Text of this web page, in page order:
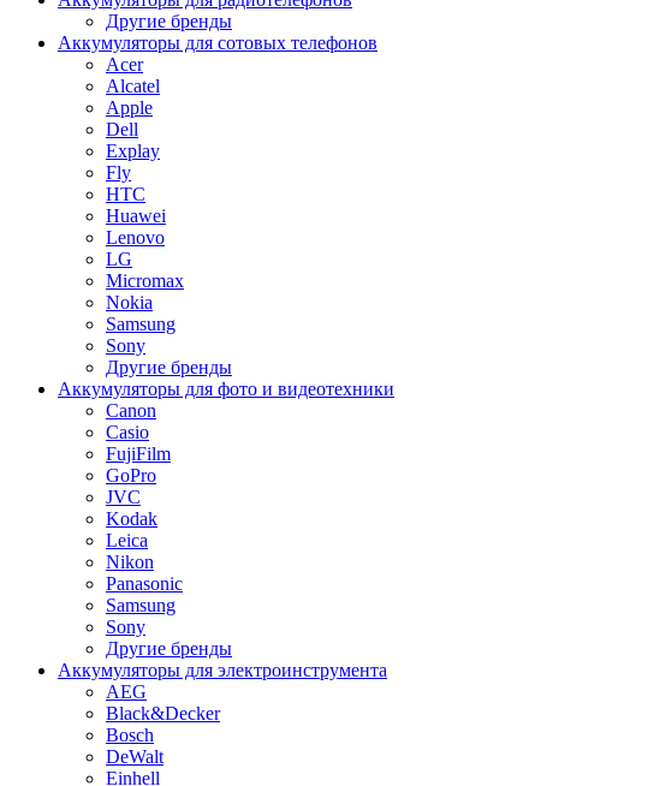
Другие бренды
Аккумуляторы для сотовых телефонов
Acer
Alcatel
Apple
Dell
Explay
Fly
HTC
Huawei
Lenovo
LG
Micromax
Nokia
Samsung
Sony
Другие бренды
Аккумуляторы для фото и видеотехники
Canon
Casio
FujiFilm
GoPro
JVC
Kodak
Leica
Nikon
Panasonic
Samsung
Sony
Другие бренды
Аккумуляторы для электроинструмента
AEG
Black&Decker
Bosch
DeWalt
Einhell